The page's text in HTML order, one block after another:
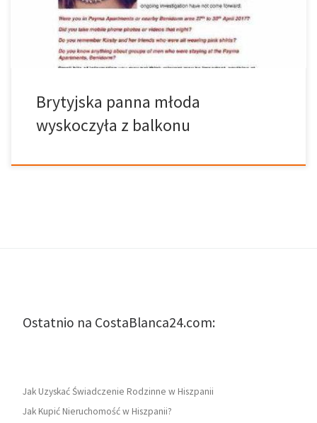
okolicy Rincón de Loix – znanej jako „brytyjska dzielnica” –
nadmorskiej stolicy Costa […]
Brytyjska panna młoda
wyskoczyła z balkonu
Ostatnio na CostaBlanca24.com:
Jak Uzyskać Świadczenie Rodzinne w Hiszpanii
Jak Kupić Nieruchomość w Hiszpanii?